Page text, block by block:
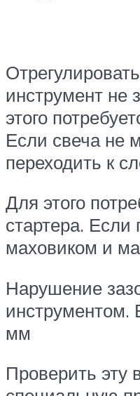
инструмент не
этого
Если свеча не
переходить к
Для этого
стартера. Если
маховиком и
Нарушение
инструментом.
мм
Проверить эту